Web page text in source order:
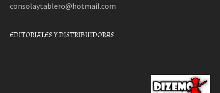
consolaytablero@hotmail.com
EDITORIALES Y DISTRIBUIDORAS